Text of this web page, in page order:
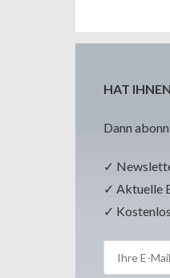
HAT
Dann
✓
✓ Aktuelle
✓